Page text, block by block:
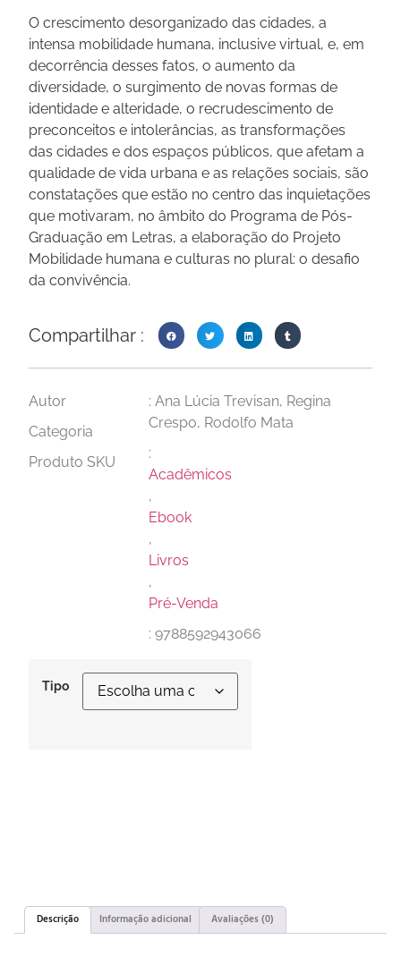
O crescimento desorganizado das cidades, a
intensa mobilidade humana, inclusive virtual, e, em
decorrência desses fatos, o aumento da
diversidade, o surgimento de novas formas de
identidade e alteridade, o recrudescimento de
preconceitos e intolerâncias, as transformações
das cidades e dos espaços públicos, que afetam a
qualidade de vida urbana e as relações sociais, são
constatações que estão no centro das inquietações
que motivaram, no âmbito do Programa de Pós-
Graduação em Letras, a elaboração do Projeto
Mobilidade humana e culturas no plural: o desafio
da convivência.
Compartilhar :
Autor
Categoria
Produto SKU
: Ana Lúcia Trevisan, Regina
Crespo, Rodolfo Mata
:
Acadêmicos
,
Ebook
,
Livros
,
Pré-Venda
: 9788592943066
Tipo
Descrição Informação adicional Avaliações (0)